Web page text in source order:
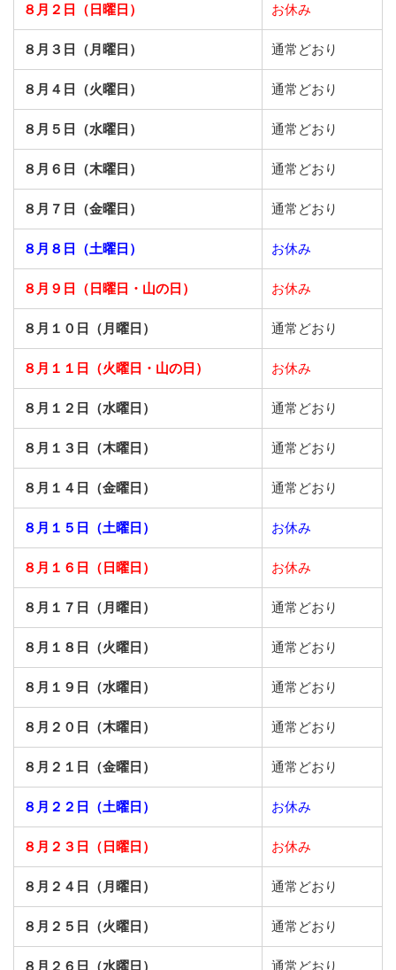
８月２日（日曜日） お休み
８月３日（月曜日） 通常どおり
８月４日（火曜日） 通常どおり
８月５日（水曜日） 通常どおり
８月６日（木曜日） 通常どおり
８月７日（金曜日） 通常どおり
８月８日（土曜日） お休み
８月９日（日曜日・山の日） お休み
８月１０日（月曜日） 通常どおり
８月１１日（火曜日・山の日） お休み
８月１２日（水曜日） 通常どおり
８月１３日（木曜日） 通常どおり
８月１４日（金曜日） 通常どおり
８月１５日（土曜日） お休み
８月１６日（日曜日） お休み
８月１７日（月曜日） 通常どおり
８月１８日（火曜日） 通常どおり
８月１９日（水曜日） 通常どおり
８月２０日（木曜日） 通常どおり
８月２１日（金曜日） 通常どおり
８月２２日（土曜日） お休み
８月２３日（日曜日） お休み
８月２４日（月曜日） 通常どおり
８月２５日（火曜日） 通常どおり
８月２６日（水曜日） 通常どおり